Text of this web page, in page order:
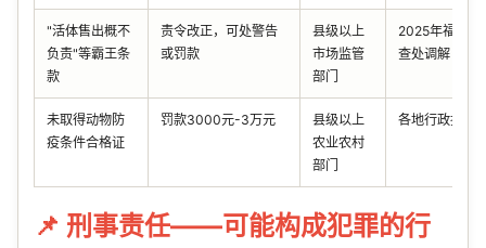
"活体售出概不
负责"等霸王条
款
责令改正，可处警告
或罚款
县级以上
市场监管
部门
2025年福州某
查处调解
未取得动物防
疫条件合格证
罚款3000元-3万元
县级以上
农业农村
部门
各地行政执法
📌 刑事责任——可能构成犯罪的行